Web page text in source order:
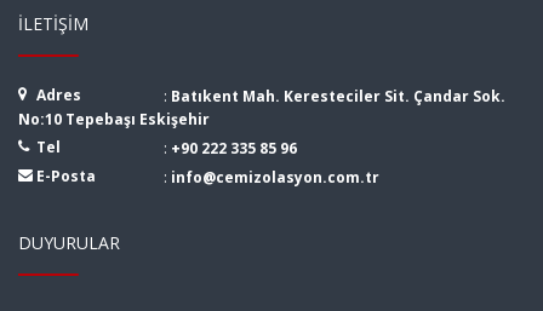
İLETIŞIM
Adres : Batıkent Mah. Keresteciler Sit. Çandar Sok.
No:10 Tepebaşı Eskişehir
Tel
: +90 222 335 85 96
E-Posta
: info@cemizolasyon.com.tr
DUYURULAR